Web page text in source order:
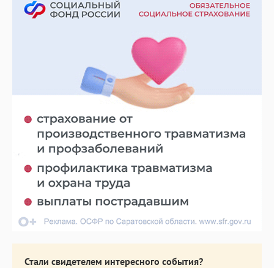
Стали свидетелем интересного события?